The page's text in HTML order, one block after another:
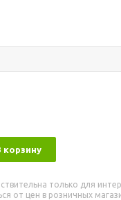
корзину
только для
от цен в розничных